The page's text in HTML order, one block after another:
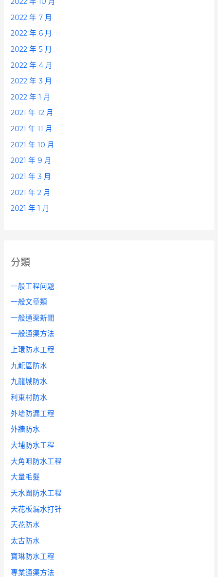
2022 年 7 月
2022 年 6 月
2022 年 5 月
2022 年 4 月
2022 年 3 月
2022 年 1 月
2021 年 12 月
2021 年 11 月
2021 年 10 月
2021 年 9 月
2021 年 3 月
2021 年 2 月
2021 年 1 月
分類
一般工程问题
一般文章類
一般通渠新聞
一般通渠方法
上環防水工程
九龍區防水
九龍城防水
利東村防水
外墻防漏工程
外牆防水
大埔防水工程
大角咀防水工程
大量毛髮
天水圍防水工程
天花板漏水打针
天花防水
太古防水
寶琳防水工程
專業通渠方法